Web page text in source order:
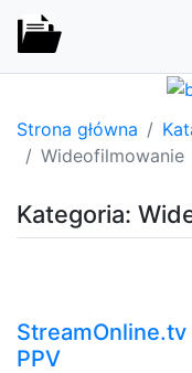
Strona główna
Wideofilmowanie
Kategoria:
PPV